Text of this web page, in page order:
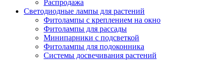
Распродажа
Светодиодные лампы для растений
Фитолампы с креплением на окно
Фитолампы для рассады
Минипарники с подсветкой
Фитолампы для подоконника
Системы досвечивания растений